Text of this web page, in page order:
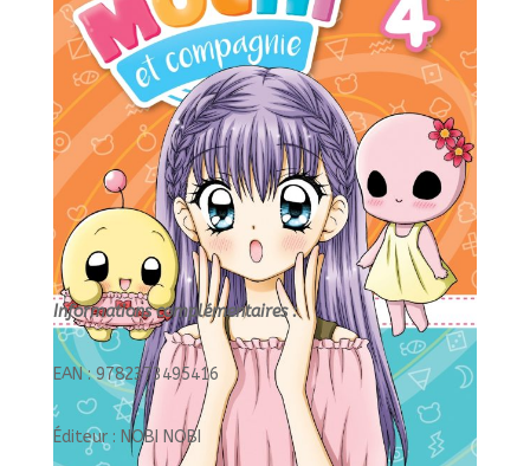
Informations complémentaires :
EAN : 9782373495416
Éditeur : NOBI NOBI